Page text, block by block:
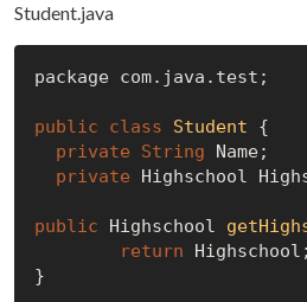
Student.java
package com.java.test;
public class Student {
private
String Name;
private Highschool
public Highschool
return Highschool;
}